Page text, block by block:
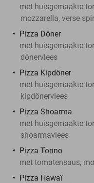
met huisgemaakte
mozzarella, verse
Pizza Döner
met huisgemaakte
döner­vlees
Pizza Kipdöner
met huisgemaakte
kipdöner­vlees
Pizza Shoarma
met huisgemaakte
shoarmavlees
Pizza Tonno
met tomatensaus,
Pizza Hawaï